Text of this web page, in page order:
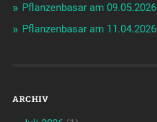
Pflanzenbasar am 09.05.2026
Pflanzenbasar am 11.04.2026
ARCHIV